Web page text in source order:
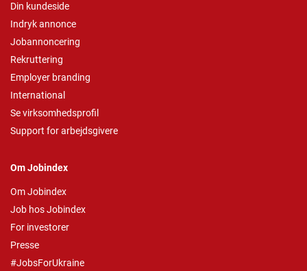
Din kundeside
Indryk annonce
Jobannoncering
Rekruttering
Employer branding
International
Se virksomhedsprofil
Support for arbejdsgivere
Om Jobindex
Om Jobindex
Job hos Jobindex
For investorer
Presse
#JobsForUkraine